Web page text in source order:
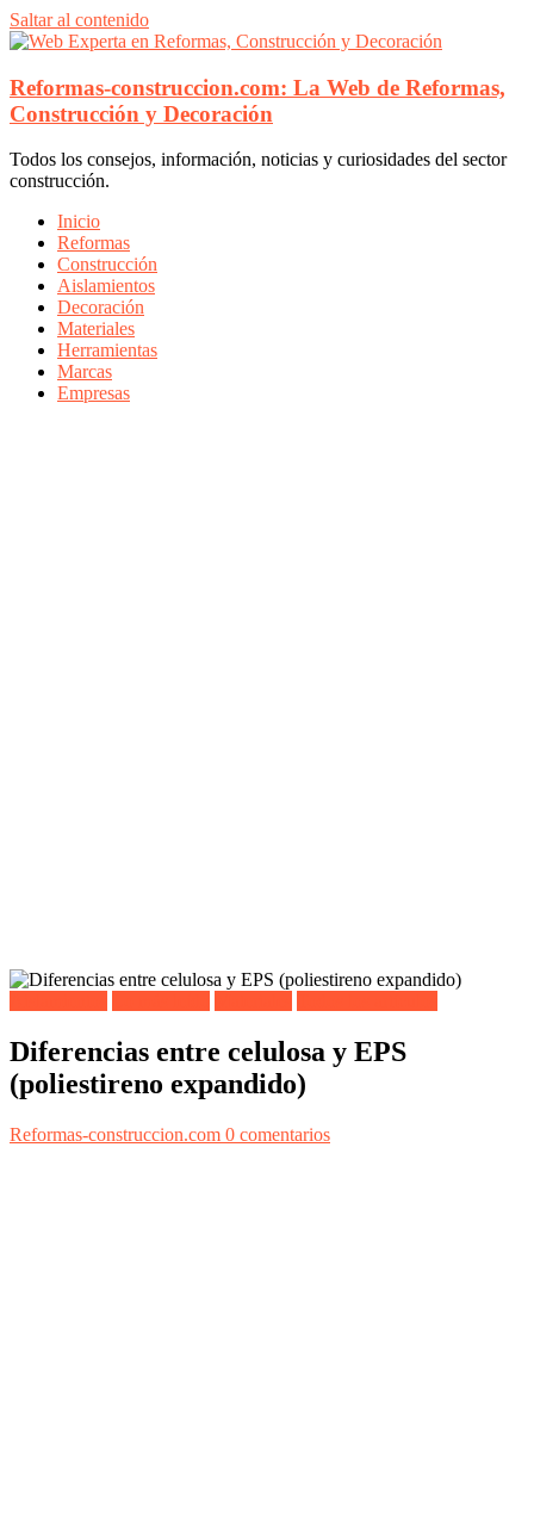
Saltar al contenido
Reformas-construccion.com: La Web de Reformas,
Construcción y Decoración
Todos los consejos, información, noticias y curiosidades del sector
construcción.
Inicio
Reformas
Construcción
Aislamientos
Decoración
Materiales
Herramientas
Marcas
Empresas
Diferencias entre celulosa y EPS
(poliestireno expandido)
Reformas-construccion.com 0 comentarios